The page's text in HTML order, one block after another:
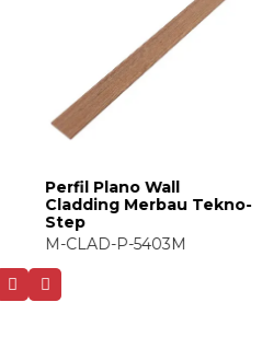
Perfil Plano Wall
Cladding Merbau Tekno-
Step
M-CLAD-P-5403M